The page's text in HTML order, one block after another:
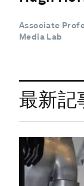
Associate
Media Lab
最新記